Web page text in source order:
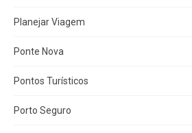
Planejar Viagem
Ponte Nova
Pontos Turísticos
Porto Seguro